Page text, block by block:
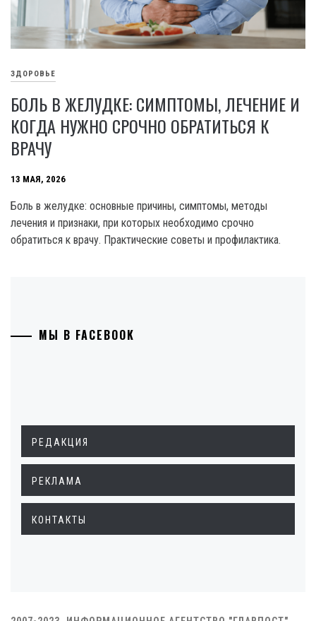
ЗДОРОВЬЕ
БОЛЬ В ЖЕЛУДКЕ: СИМПТОМЫ, ЛЕЧЕНИЕ И
КОГДА НУЖНО СРОЧНО ОБРАТИТЬСЯ К
ВРАЧУ
13 МАЯ, 2026
Боль в желудке: основные причины, симптомы, методы
лечения и признаки, при которых необходимо срочно
обратиться к врачу. Практические советы и профилактика.
МЫ В FACEBOOK
РЕДАКЦИЯ
РЕКЛАМА
КОНТАКТЫ